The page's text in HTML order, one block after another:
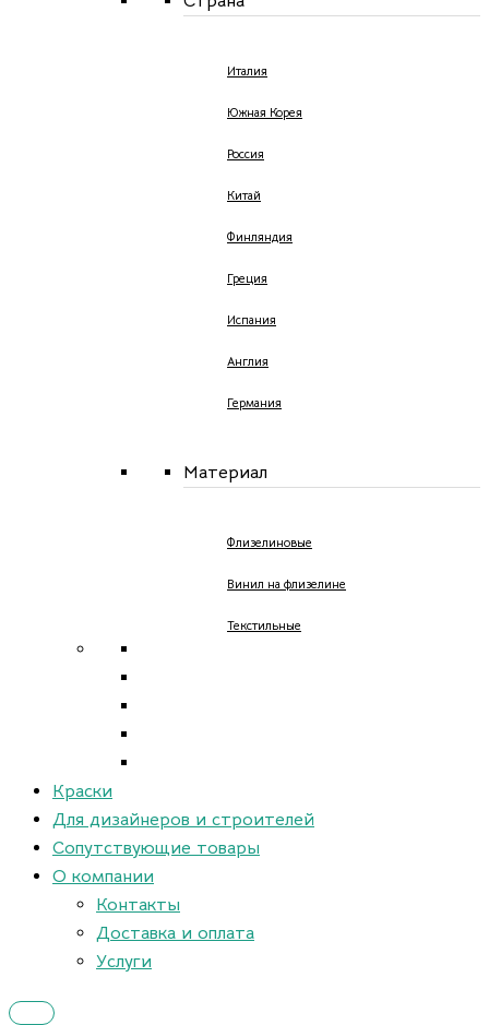
Италия
Южная Корея
Россия
Китай
Финляндия
Греция
Испания
Англия
Германия
Материал
Флизелиновые
Винил на флизелине
Текстильные
Краски
Для дизайнеров и строителей
Сопутствующие товары
О компании
Контакты
Доставка и оплата
Услуги